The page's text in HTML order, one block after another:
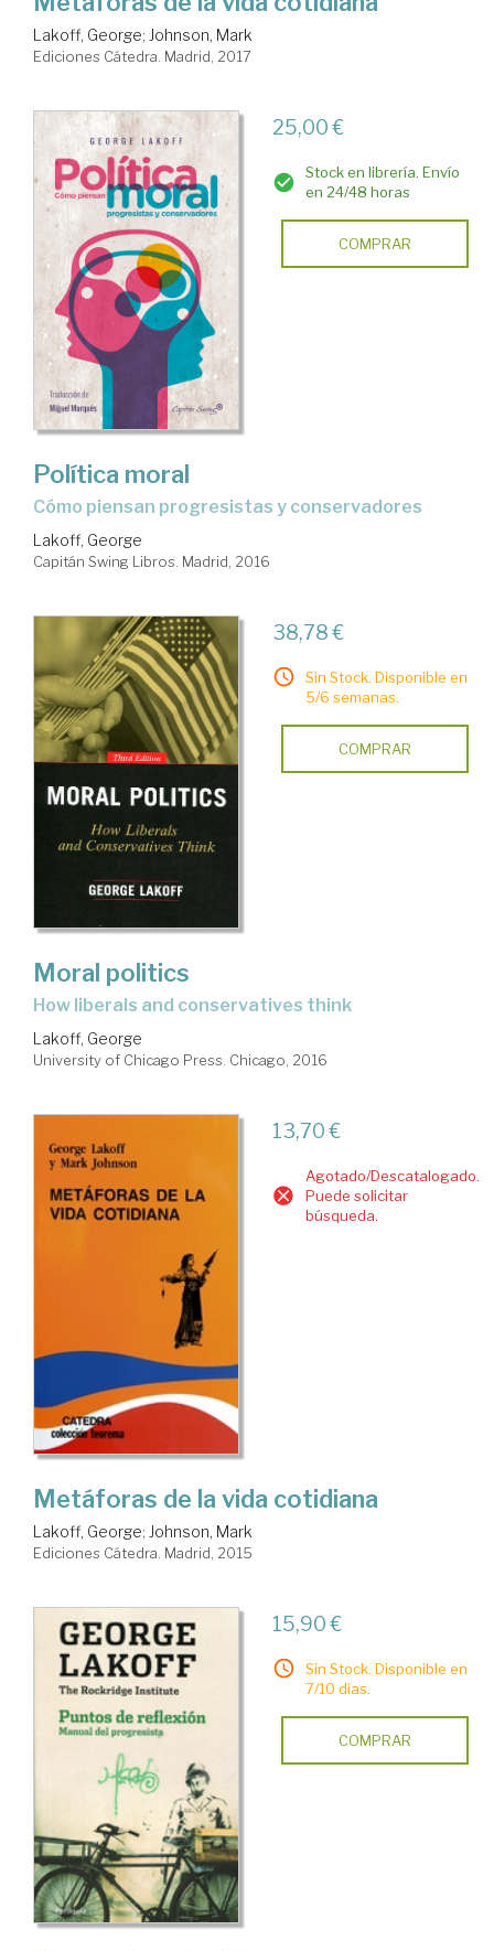
Lakoff, George; Johnson, Mark
Ediciones Cátedra. Madrid, 2017
25,00 €
Stock en librería. Envío
en 24/48 horas
COMPRAR
Política moral
cómo piensan progresistas y conservadores
Lakoff, George
Capitán Swing Libros. Madrid, 2016
38,78 €
Sin Stock. Disponible en
5/6 semanas.
COMPRAR
Moral politics
how liberals and conservatives think
Lakoff, George
University of Chicago Press. Chicago, 2016
13,70 €
Agotado/Descatalogado.
Puede solicitar
búsqueda.
Metáforas de la vida cotidiana
Lakoff, George; Johnson, Mark
Ediciones Cátedra. Madrid, 2015
15,90 €
Sin Stock. Disponible en
7/10 días.
COMPRAR